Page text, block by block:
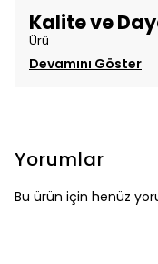
Kalite ve
Ürü
Devamını Göster
Yorumlar
Bu ürün için henüz